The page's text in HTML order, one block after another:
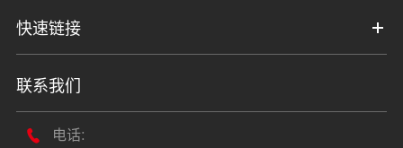
快速链接
联系我们

电话: